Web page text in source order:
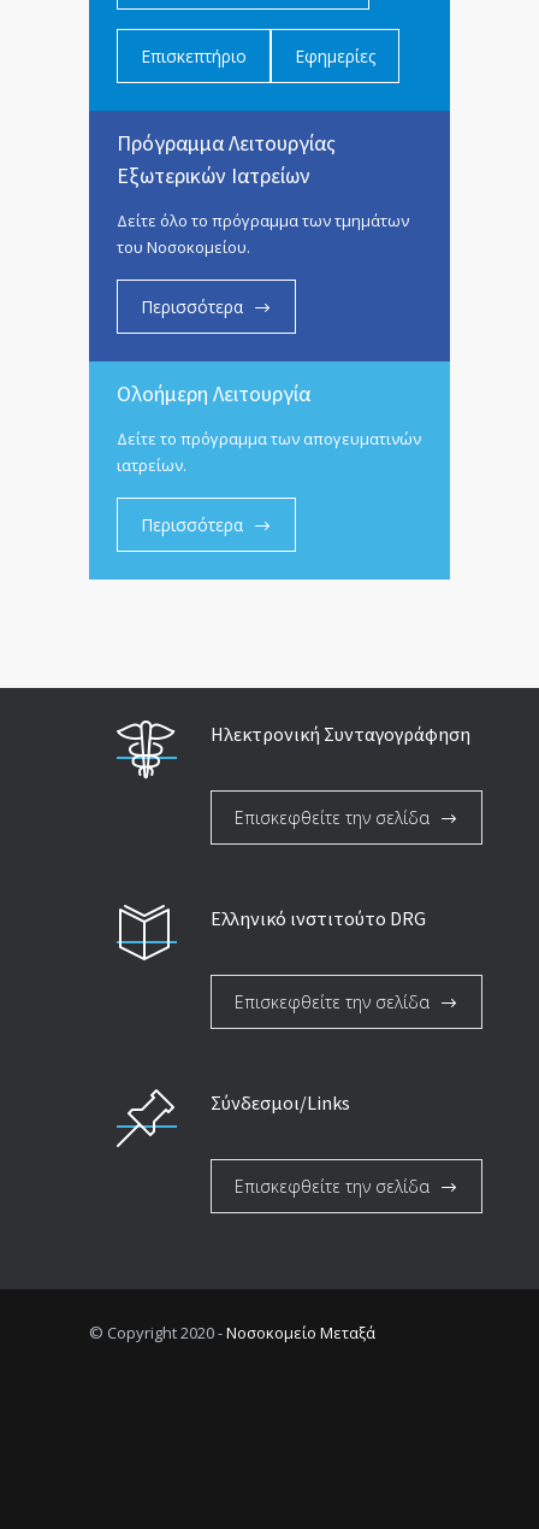
Επισκεπτήριο Εφημερίες
Πρόγραμμα Λειτουργίας
Εξωτερικών Ιατρείων
Δείτε όλο το πρόγραμμα των τμημάτων
του Νοσοκομείου.
Περισσότερα
Ολοήμερη Λειτουργία
Δείτε το πρόγραμμα των απογευματινών
ιατρείων.
Περισσότερα
Ηλεκτρονική Συνταγογράφηση
Επισκεφθείτε την σελίδα
Ελληνικό ινστιτούτο DRG
Επισκεφθείτε την σελίδα
Σύνδεσμοι/Links
Επισκεφθείτε την σελίδα
© Copyright 2020 -Νοσοκομείο Μεταξά